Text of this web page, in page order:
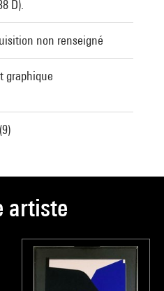
D).
non renseigné
graphique
artiste